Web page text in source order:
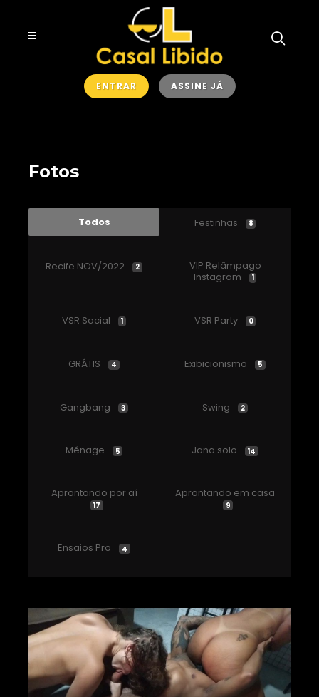
ENTRAR ASSINE JÁ
Fotos
Todos Festinhas 8
Recife NOV/2022 2
VIP Relâmpago
Instagram
1
VSR Social 1 VSR Party 0
GRÁTIS 4 Exibicionismo 5
Gangbang 3 Swing 2
Ménage 5 Jana solo 14
Aprontando por aí
17
Aprontando em casa
9
Ensaios Pro 4